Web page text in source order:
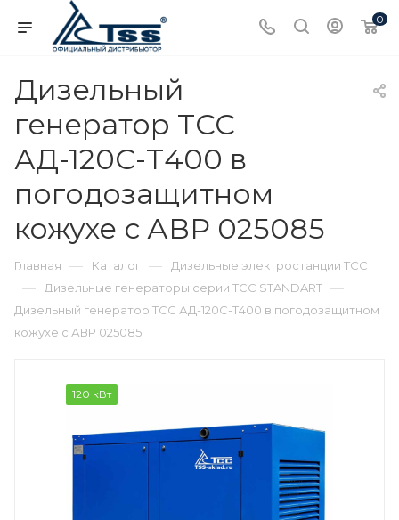
0
Дизельный
генератор ТСС
АД-120С-Т400 в
погодозащитном
кожухе с АВР 025085
Главная — Каталог — Дизельные электростанции ТСС
— Дизельные генераторы серии ТСС STANDART —
Дизельный генератор ТСС АД-120С-Т400 в погодозащитном
кожухе с АВР 025085
120 кВт